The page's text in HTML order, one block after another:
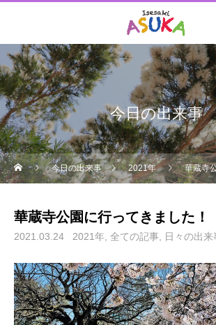
今日の出来事
今日の出来事 2021年 華蔵寺公
華蔵寺公園に行ってきました！
2021.03.24 2021年 全ての記事 日々の出来